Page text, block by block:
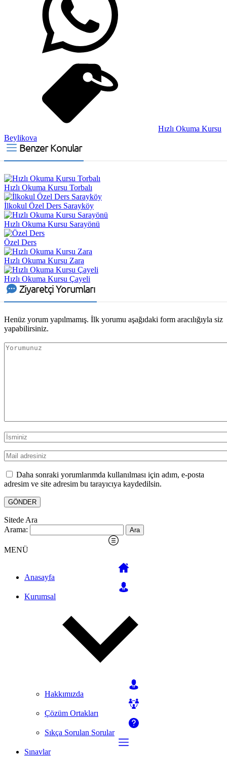
Hızlı Okuma Kursu
Beylikova
Benzer Konular
Hızlı Okuma Kursu Torbalı
İlkokul Özel Ders Sarayköy
Hızlı Okuma Kursu Sarayönü
Özel Ders
Hızlı Okuma Kursu Zara
Hızlı Okuma Kursu Çayeli
Ziyaretçi Yorumları
Henüz yorum yapılmamış. İlk yorumu aşağıdaki form aracılığıyla siz
yapabilirsiniz.
Daha sonraki yorumlarımda kullanılması için adım, e-posta
adresim ve site adresim bu tarayıcıya kaydedilsin.
Sitede Ara
Arama:
MENÜ
Anasayfa
Kurumsal
Hakkımızda
Çözüm Ortakları
Sıkça Sorulan Sorular
Sınavlar